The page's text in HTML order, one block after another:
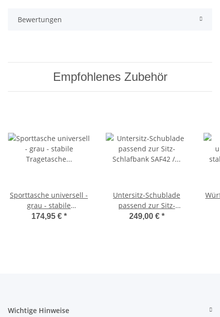
Bewertungen
Empfohlenes Zubehör
Sporttasche universell -
grau - stabile
Tragetasche für
174,95 € *
Untersitz-Schublade
passend zur Sitz-
Schlafbank SAF42 /
249,00 € *
Wichtige Hinweise